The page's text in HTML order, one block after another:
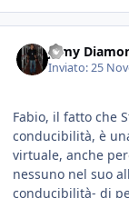
Jamy
Inviato:25
Fabio, il fatto che
conducibilità, è
virtuale, anche
nessuno nel suo
conducibilità- di